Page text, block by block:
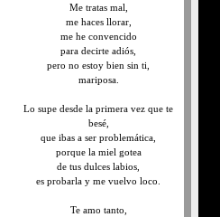
Me tratas mal,
me haces llorar,
me he convencido
para decirte adiós,
pero no estoy bien sin ti,
mariposa.
Lo supe desde la primera vez que te
besé,
que ibas a ser problemática,
porque la miel gotea
de tus dulces labios,
es probarla y me vuelvo loco.
Te amo tanto,